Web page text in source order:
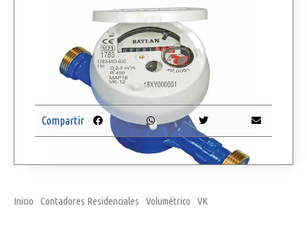
Inicio Contadores Residenciales Volumétrico VK
Compartir